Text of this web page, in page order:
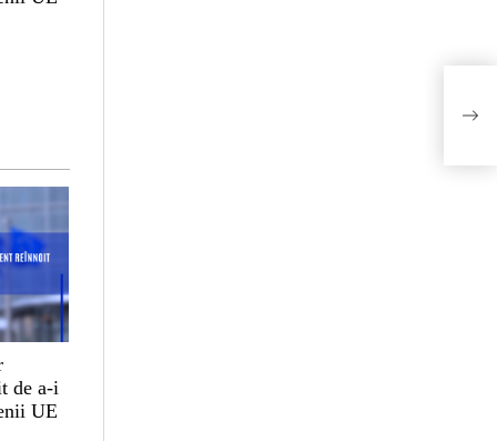
de a-i
UE